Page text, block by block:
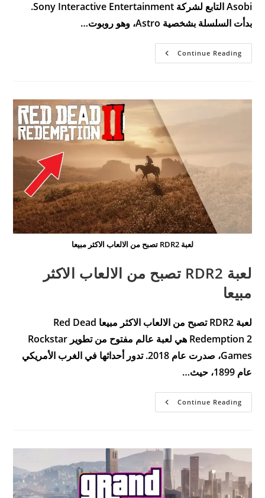
Asobi التابع لشركة Sony Interactive Entertainment.
بدأت السلسلة بشخصية Astro، وهو روبوت…
Continue Readingسوني
ستوسع
لعبة RDR2 تصبح من الالعاب الاكثر مبيعا
لعبة RDR2 تصبح من الالعاب الاكثر
مبيعا
لعبة RDR2 تصبح من الالعاب الاكثر مبيعا Red Dead
Redemption 2 هي لعبة عالم مفتوح من تطوير Rockstar
Games، صدرت عام 2018. تدور أحداثها في الغرب الأمريكي
عام 1899، حيث…
Continue Readingلعبة
RDR2
مبيعا